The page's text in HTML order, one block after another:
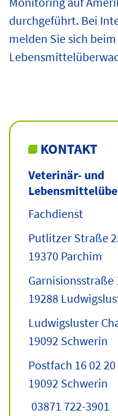
durchgeführt. Bei
melden Sie sich
KONTAKT
Veterinär- und
Fachdienst
Putlitzer Straße
19370 Parchim
Garnisionsstraße
19288
Ludwigsluster
19092 Schwerin
Postfach 16 02 20
19092 Schwerin
03871 722-3901